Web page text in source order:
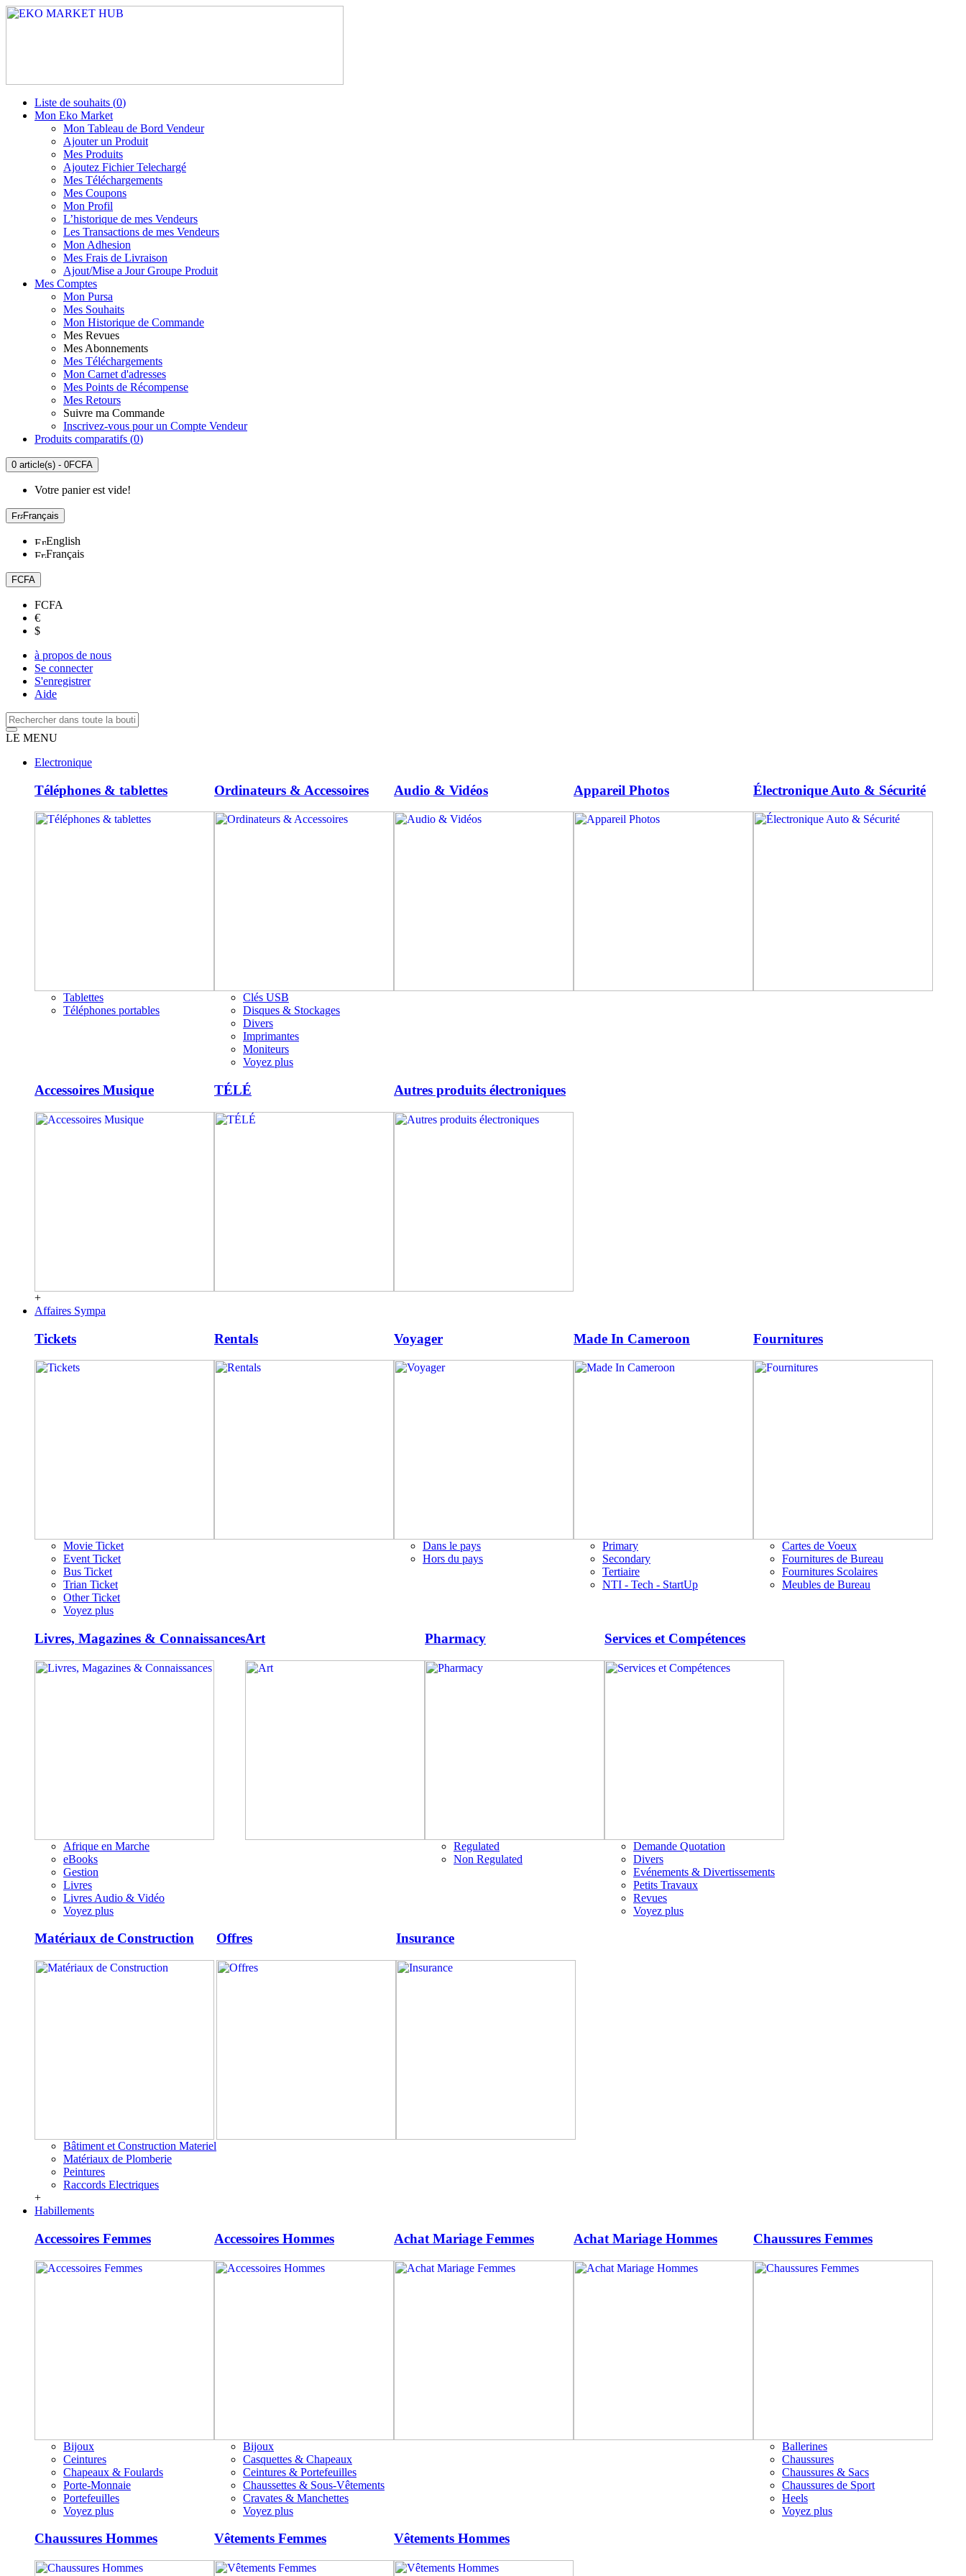
Liste de souhaits (0)
Mon Eko Market
Mon Tableau de Bord Vendeur
Ajouter un Produit
Mes Produits
Ajoutez Fichier Telechargé
Mes Téléchargements
Mes Coupons
Mon Profil
L’historique de mes Vendeurs
Les Transactions de mes Vendeurs
Mon Adhesion
Mes Frais de Livraison
Ajout/Mise a Jour Groupe Produit
Mes Comptes
Mon Pursa
Mes Souhaits
Mon Historique de Commande
Mes Revues
Mes Abonnements
Mes Téléchargements
Mon Carnet d'adresses
Mes Points de Récompense
Mes Retours
Suivre ma Commande
Inscrivez-vous pour un Compte Vendeur
Produits comparatifs (0)
0 article(s) - 0FCFA
Votre panier est vide!
Français
English
Français
FCFA
FCFA
€
$
à propos de nous
Se connecter
S'enregistrer
Aide
LE MENU
Electronique
Téléphones & tablettes
Tablettes
Téléphones portables
Ordinateurs & Accessoires
Clés USB
Disques & Stockages
Divers
Imprimantes
Moniteurs
Voyez plus
Audio & Vidéos Appareil Photos Électronique Auto & Sécurité
Accessoires Musique TÉLÉ Autres produits électroniques
+
Affaires Sympa
Tickets
Movie Ticket
Event Ticket
Bus Ticket
Trian Ticket
Other Ticket
Voyez plus
Rentals Voyager
Dans le pays
Hors du pays
Made In Cameroon
Primary
Secondary
Tertiaire
NTI - Tech - StartUp
Fournitures
Cartes de Voeux
Fournitures de Bureau
Fournitures Scolaires
Meubles de Bureau
Livres, Magazines & Connaissances
Afrique en Marche
eBooks
Gestion
Livres
Livres Audio & Vidéo
Voyez plus
Art Pharmacy
Regulated
Non Regulated
Services et Compétences
Demande Quotation
Divers
Evénements & Divertissements
Petits Travaux
Revues
Voyez plus
Matériaux de Construction
Bâtiment et Construction Materiel
Matériaux de Plomberie
Peintures
Raccords Electriques
Offres Insurance
+
Habillements
Accessoires Femmes
Bijoux
Ceintures
Chapeaux & Foulards
Porte-Monnaie
Portefeuilles
Voyez plus
Accessoires Hommes
Bijoux
Casquettes & Chapeaux
Ceintures & Portefeuilles
Chaussettes & Sous-Vêtements
Cravates & Manchettes
Voyez plus
Achat Mariage Femmes Achat Mariage Hommes Chaussures Femmes
Ballerines
Chaussures
Chaussures & Sacs
Chaussures de Sport
Heels
Voyez plus
Chaussures Hommes Vêtements Femmes Vêtements Hommes